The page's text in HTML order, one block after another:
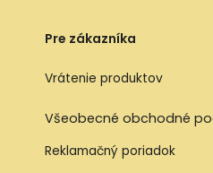
Pre zákazníka
Vrátenie produktov
Všeobecné obchodné
Reklamačný poriadok